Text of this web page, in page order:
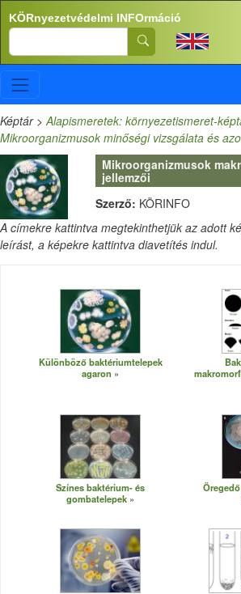
Ugrás a tartalomra
KÖRnyezetvédelmi INFOrmáció
Search
Képtár>Alapismeretek: környezetismeret-
Mikroorganizmusok minőségi vizsgálata és
Mikroorganizmusok
jellemzői
Szerző: KÖRINFO
A címekre kattintva megtekinthetjük az adott
leírást, a képekre kattintva diavetítés indul.
Különböző baktériumtelepek
agaron
Színes baktérium- és
gombatelepek